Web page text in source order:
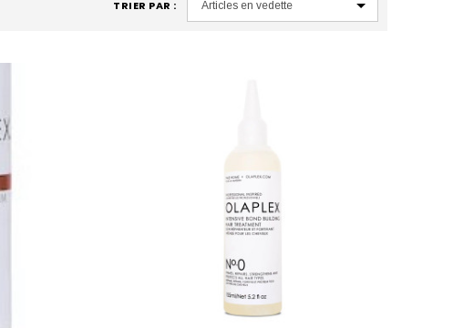
Moisture Mask est un incontournable. Le Dream Coat
et environnementaux tout en les laissant doux et
et retrouver une chevelure éclatante de santé.
TRIER PAR :